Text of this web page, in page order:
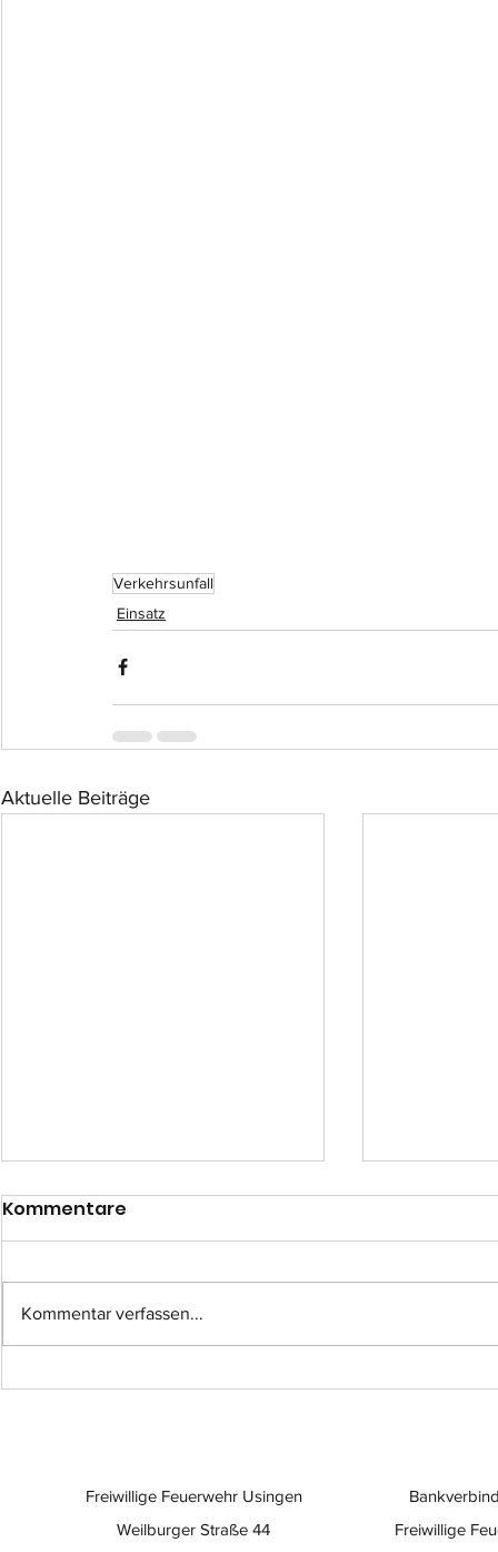
Verkehrsunfall
Einsatz
Aktuelle Beiträge
Einsatz-Nr.: 057
Kommentare
Kommentar verfassen...
Freiwillige
Freiwillige Feuerwehr Usingen
Weilburger Straße 44